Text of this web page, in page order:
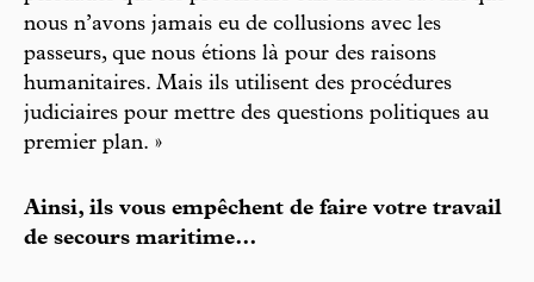
nous n’avons jamais eu de collusions avec les
passeurs, que nous étions là pour des raisons
humanitaires. Mais ils utilisent des procédures
judiciaires pour mettre des questions politiques au
premier plan. »
Ainsi, ils vous empêchent de faire votre travail
de secours maritime…